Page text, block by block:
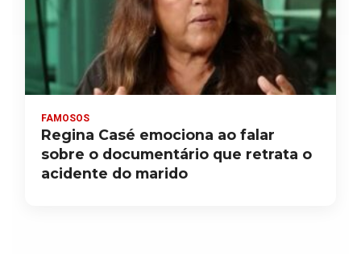
FAMOSOS
Regina Casé emociona ao falar
sobre o documentário que retrata o
acidente do marido